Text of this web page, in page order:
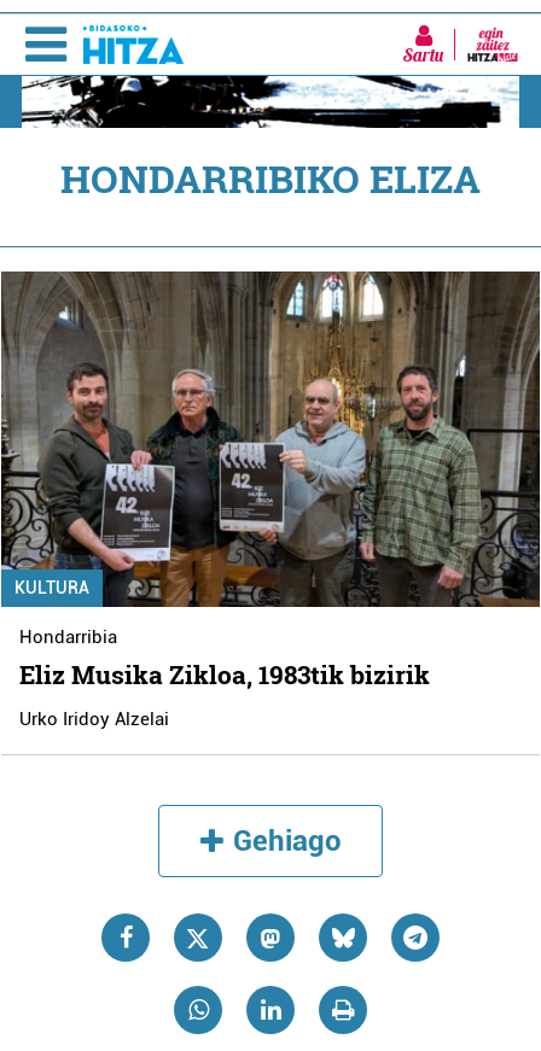
Sartu
HONDARRIBIKO ELIZA
KULTURA
Hondarribia
Eliz Musika Zikloa, 1983tik bizirik
Urko Iridoy Alzelai
Gehiago